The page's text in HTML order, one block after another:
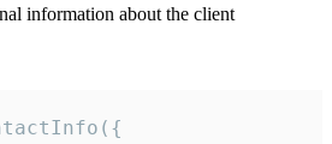
information about the client